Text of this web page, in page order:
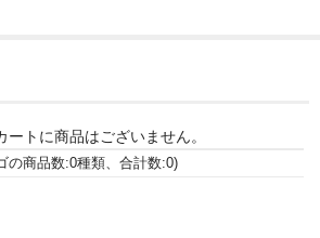
（ﾏﾙｾﾙ・ﾗﾋﾟｴｰﾙ）
ートに商品はございません。
の商品数:0種類、合計数:0)